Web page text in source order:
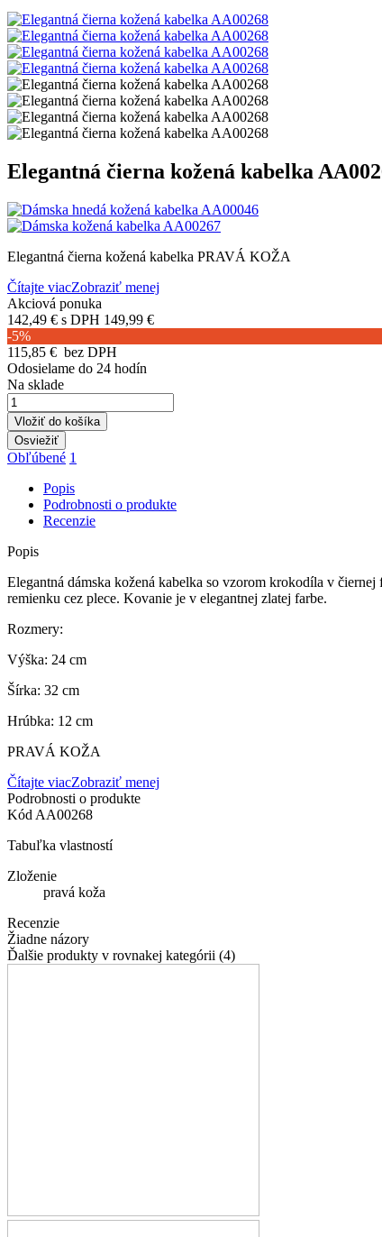
Elegantná čierna kožená kabelka
Elegantná čierna kožená kabelka PRAVÁ KOŽA
Čítajte viacZobraziť menej
Akciová ponuka
142,49 € s DPH 149,99 €
-5%
115,85 € bez DPH
Odosielame do 24 hodín
Na sklade
Vložiť do košíka
Obľúbené 1
Popis
Podrobnosti o produkte
Recenzie
Popis
Elegantná dámska kožená kabelka so vzorom krokodíla v
remienku cez plece. Kovanie je v elegantnej zlatej farbe.
Rozmery:
Výška: 24 cm
Šírka: 32 cm
Hrúbka: 12 cm
PRAVÁ KOŽA
Čítajte viacZobraziť menej
Podrobnosti o produkte
Kód AA00268
Tabuľka vlastností
Zloženie
pravá koža
Recenzie
Žiadne názory
Ďalšie produkty v rovnakej kategórii (4)